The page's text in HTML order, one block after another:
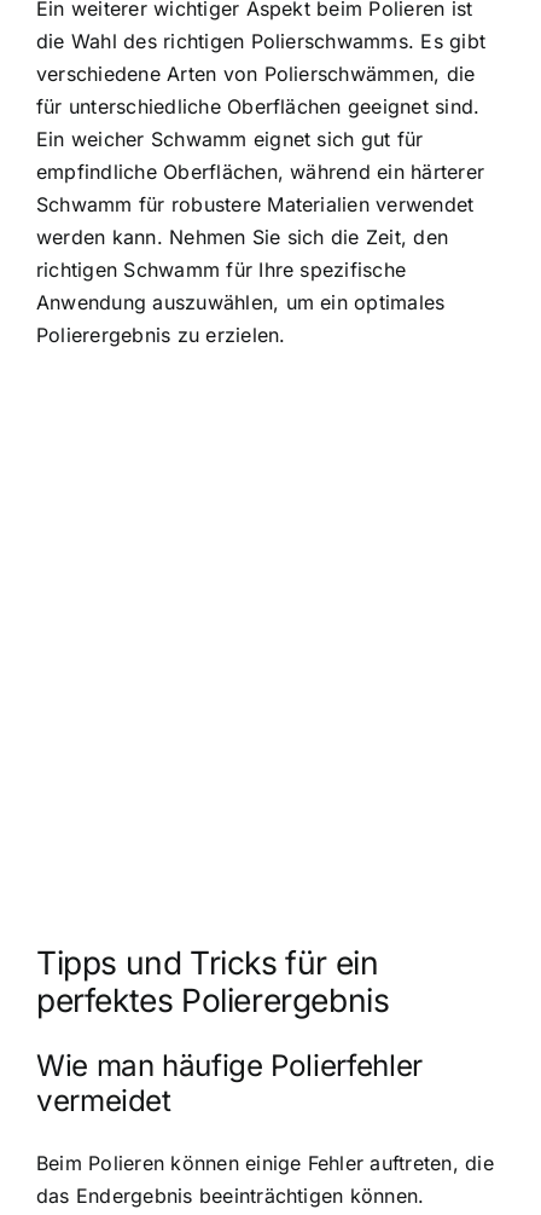
Ein weiterer wichtiger Aspekt beim Polieren ist
die Wahl des richtigen Polierschwamms. Es gibt
verschiedene Arten von Polierschwämmen, die
für unterschiedliche Oberflächen geeignet sind.
Ein weicher Schwamm eignet sich gut für
empfindliche Oberflächen, während ein härterer
Schwamm für robustere Materialien verwendet
werden kann. Nehmen Sie sich die Zeit, den
richtigen Schwamm für Ihre spezifische
Anwendung auszuwählen, um ein optimales
Polierergebnis zu erzielen.
Tipps und Tricks für ein
perfektes Polierergebnis
Wie man häufige Polierfehler
vermeidet
Beim Polieren können einige Fehler auftreten, die
das Endergebnis beeinträchtigen können.